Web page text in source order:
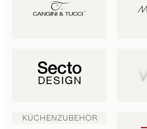
KÜCHENZUBEHÖR